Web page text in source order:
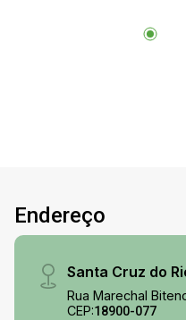
Endereço
Santa Cruz do
Rua Marechal
CEP:18900-077